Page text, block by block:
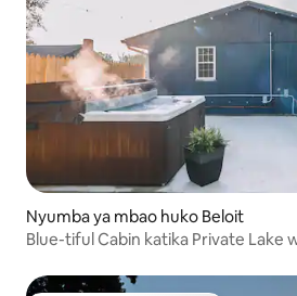
Nyumba ya mbao huko Beloit
Blue-tiful Cabin katika Private Lake